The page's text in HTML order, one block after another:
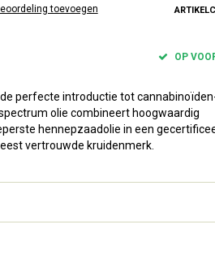
toevoegen
OP
de perfecte introductie tot
olie combineert hoogwaardig
hennepzaadolie in een
vertrouwde kruidenmerk.